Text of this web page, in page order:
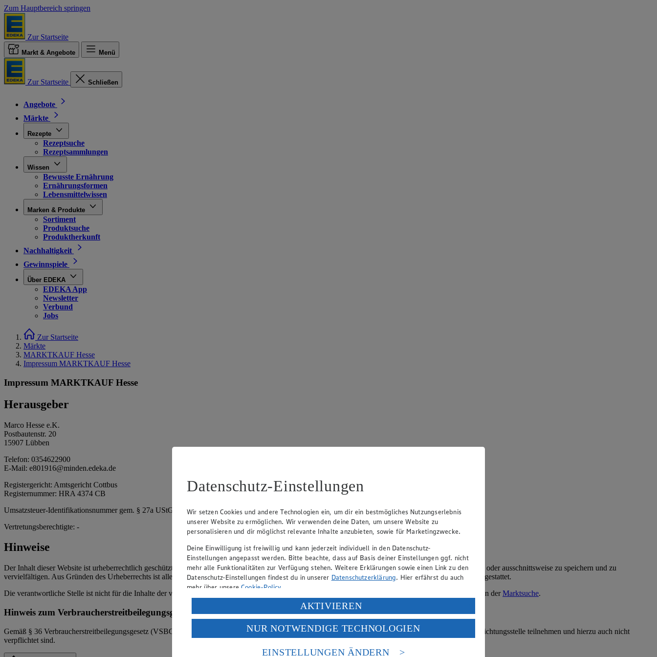
Zum Hauptbereich springen
Zur Startseite
Markt & Angebote Menü
Zur Startseite Schließen
Angebote
Märkte
Rezepte
Rezeptsuche
Rezeptsammlungen
Wissen
Bewusste Ernährung
Ernährungsformen
Lebensmittelwissen
Marken & Produkte
Sortiment
Produktsuche
Produktherkunft
Nachhaltigkeit
Gewinnspiele
Über EDEKA
EDEKA App
Newsletter
Verbund
Jobs
Zur Startseite
Märkte
MARKTKAUF Hesse
Impressum MARKTKAUF Hesse
Impressum MARKTKAUF Hesse
Herausgeber
Marco Hesse e.K.
Postbautenstr. 20
15907 Lübben
Telefon: 0354622900
E-Mail: e801916@minden.edeka.de
Registergericht: Amtsgericht Cottbus
Registernummer: HRA 4374 CB
Umsatzsteuer-Identifikationsnummer gem. § 27a UStG: DE400437101
Vertretungsberechtigte: -
Hinweise
Der Inhalt dieser Website ist urheberrechtlich geschützt. Der Herausgeber gewährt Ihnen jedoch das Recht, den auf dieser Website bereitgestellten Text ganz oder ausschnittsweise zu speichern und zu
vervielfältigen. Aus Gründen des Urheberrechts ist allerdings die Speicherung und Vervielfältigung von Bildmaterial oder Grafiken aus dieser Website nicht gestattet.
Die verantwortliche Stelle ist nicht für die Inhalte der versendeten Angebotsinformationen verantwortlich. Firma und Anschriften unserer Märkte finden Sie in derMarktsuche.
Hinweis zum Verbraucherstreitbeilegungsgesetz
Gemäß § 36 Verbraucherstreitbeilegungsgesetz (VSBG) weisen wir darauf hin, dass wir nicht an einem Streitbeilegungsverfahren vor einer Verbraucherschlichtungsstelle teilnehmen und hierzu auch nicht
verpflichtet sind.
Datenschutz-Einstellungen
Wir setzen Cookies und andere Technologien ein, um dir ein bestmögliches Nutzungserlebnis
unserer Website zu ermöglichen. Wir verwenden deine Daten, um unsere Website zu
personalisieren und dir möglichst relevante Inhalte anzubieten, sowie für Marketingzwecke.
Deine Einwilligung ist freiwillig und kann jederzeit individuell in den Datenschutz-
Einstellungen angepasst werden. Bitte beachte, dass auf Basis deiner Einstellungen ggf. nicht
mehr alle Funktionalitäten zur Verfügung stehen. Weitere Erklärungen sowie einen Link zu den
Datenschutz-Einstellungen findest du in unserer Datenschutzerklärung. Hier erfährst du auch
mehr über unsereCookie-Policy.
Verarbeitung deiner personenbezogenen Daten in den USA durch Facebook und YouTube:
Wenn du auf „Aktivieren“ klickst, willigst du im Sinne des Art. 49 Abs. 1 Satz 1 lit. a) DSGVO
ein, dass deine Daten in den USA verarbeitet werden. Der EuGH sieht die USA als Land mit
einem nach europäischen Standards nicht angemessenen Datenschutzniveau an. Es besteht das
Risiko eines Zugriffs durch US-amerikanische Behörden.
AKTIVIEREN
NUR NOTWENDIGE TECHNOLOGIEN
EINSTELLUNGEN ÄNDERN